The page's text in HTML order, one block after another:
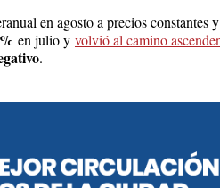
en agosto a precios constantes y
en julio y volvió al camino
.